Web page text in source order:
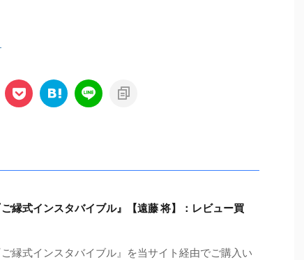
縁式インスタバイブル』【遠藤 将】：レビュー買
縁式インスタバイブル』を当サイト経由でご購入い